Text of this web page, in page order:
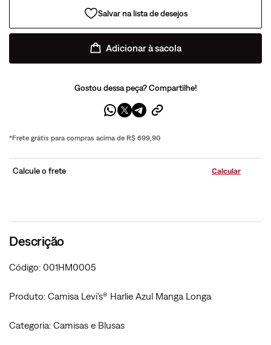
Adicionar à sacola
Gostou dessa peça? Compartilhe!
*Frete grátis para compras acima de R$ 699,90
Calcule o frete
Descrição
Código: 001HM0005
Produto: Camisa Levi's® Harlie Azul Manga Longa
Categoria: Camisas e Blusas